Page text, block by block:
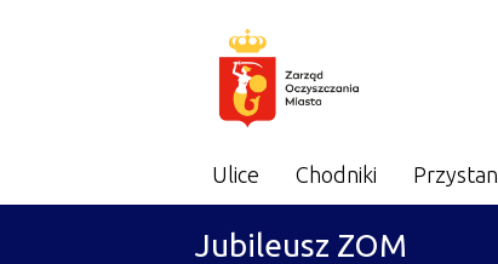
Oczyszczania
Menu
główne
Ulice Chodniki
Jubileusz ZOM